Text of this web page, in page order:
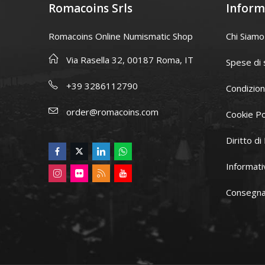
Romacoins Srls
Romacoins Online Numismatic Shop
Via Rasella 32, 00187 Roma, IT
+39 3286112790
order@romacoins.com
Chi Siamo
Spese di
Cookie
Diritto di